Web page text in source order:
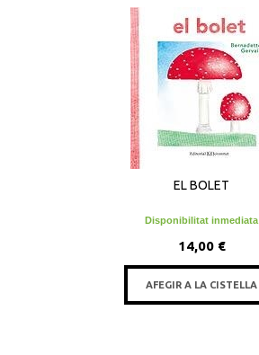
EL BOLET
Disponibilitat inmediata
14,00 €
AFEGIR A LA CISTELLA